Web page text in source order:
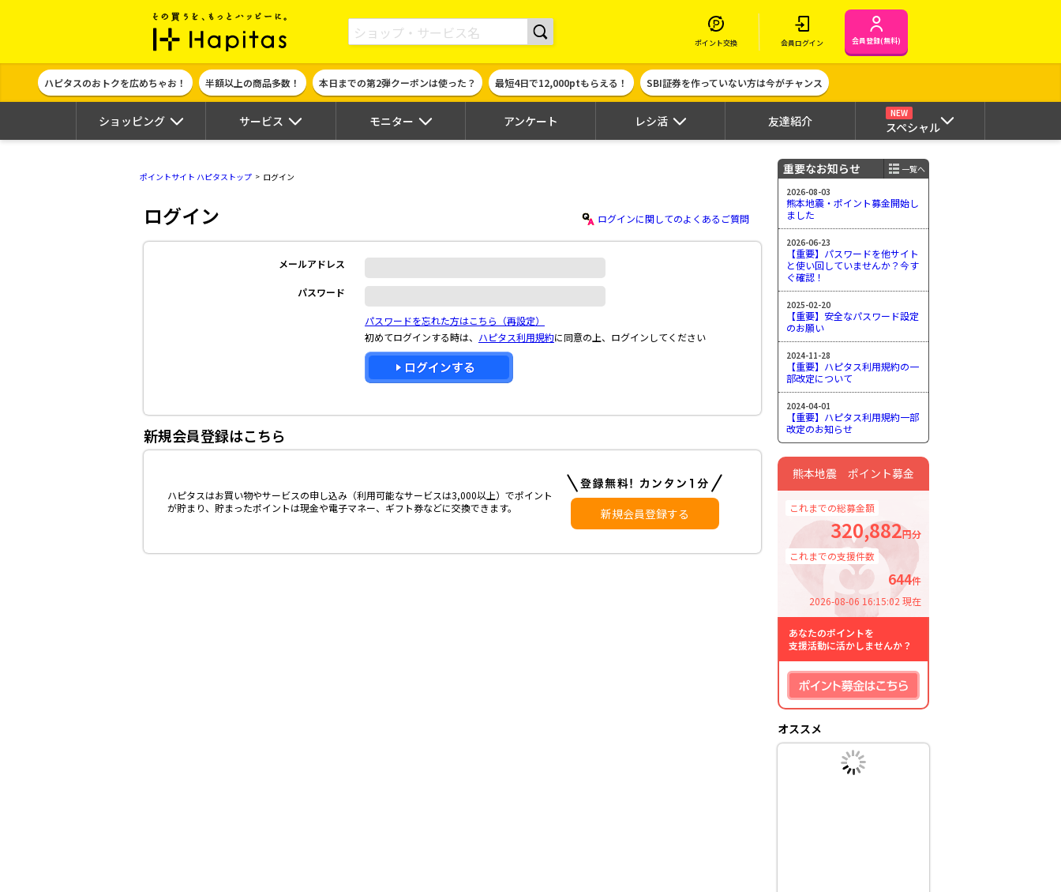
ポイント貯めて現金やギフト券に交換できるポイントサイト | ハピタス
ポイント交換 会員ログイン 会員登録(無料)
ハピタスのおトクを広めちゃお！ 半額以上の商品多数！ 本日までの第2弾クーポンは使った？ 最短4日で12,000ptもらえる！ SBI証券を作っていない方は今がチャンス
ショッピング サービス モニター アンケート レシ活 友達紹介
NEW
スペシャル
ポイントサイト ハピタストップ ログイン
ログイン ログインに関してのよくあるご質問
メールアドレス
パスワード
パスワードを忘れた方はこちら（再設定）
初めてログインする時は、 ハピタス利用規約に同意の上、ログインしてください
新規会員登録はこちら
ハピタスはお買い物やサービスの申し込み（利用可能なサービスは3,000以上）でポイント
が貯まり、貯まったポイントは現金や電子マネー、ギフト券などに交換できます。
新規会員登録する
重要なお知らせ
一覧へ
2026-08-03
熊本地震・ポイント募金開始し
ました
2026-06-23
【重要】パスワードを他サイト
と使い回していませんか？今す
ぐ確認！
2025-02-20
【重要】安全なパスワード設定
のお願い
2024-11-28
【重要】ハピタス利用規約の一
部改定について
2024-04-01
【重要】ハピタス利用規約一部
改定のお知らせ
熊本地震 ポイント募金
これまでの総募金額
320,882円分
これまでの支援件数
644件
2026-08-06 16:15:02 現在
あなたのポイントを
支援活動に活かしませんか？
オススメ